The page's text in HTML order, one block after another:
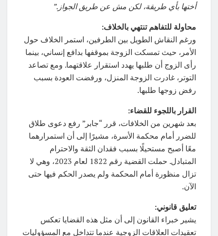
أختها بأي طريقة، لكن مش عن طريق الجواز.”
محاولة للتفاهم تنتهي بالخلاف:
ورغم النقاش الطويل بين الطرفين، استمر الخلاف حول
الأمر، حيث تمسكت الزوجة بموقفها بدافع إنساني، بينما
رأى الزوج أن طلبها يهدد استقرار علاقتهما. ومع تصاعد
التوتر، غادرت الزوجة المنزل، ورفضت العودة بسبب
رفض زوجها طلبها.
القرار باللجوء للقضاء:
بعد شهرين من الخلافات، قرر “جابر” رفع دعوى طلاق
للضرر أمام محكمة الأسرة، مشيرًا إلى أن استمرارهما
معًا أصبح مستحيلًا بسبب فقدان الثقة والاحترام
المتبادل. حملت القضية رقم 1822 لعام 2023، وهي لا
تزال منظورة أمام المحكمة ولم يصدر الحكم فيها حتى
الآن.
تعليق قانوني:
يشير خبراء القانون إلى أن مثل هذه القضايا تعكس
تعقيدات العلاقات الزوجية عندما تتداخل مع المسؤوليات